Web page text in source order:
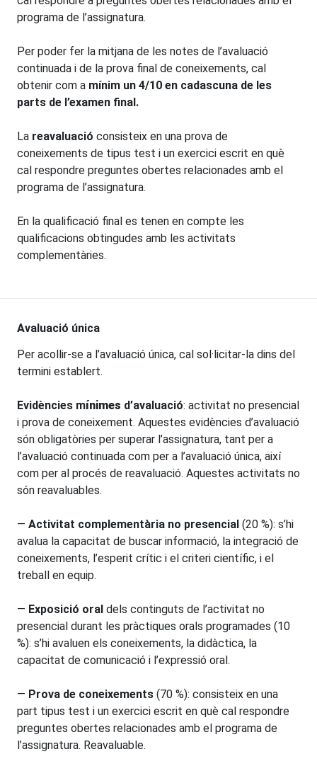
programa de l’assignatura.
Per poder fer la mitjana de les notes de l’avaluació
continuada i de la prova final de coneixements, cal
obtenir com a mínim un 4/10 en cadascuna de les
parts de l’examen final.
La reavaluació consisteix en una prova de
coneixements de tipus test i un exercici escrit en què
cal respondre preguntes obertes relacionades amb el
programa de l’assignatura.
En la qualificació final es tenen en compte les
qualificacions obtingudes amb les activitats
complementàries.
Avaluació única
Per acollir-se a l’avaluació única, cal sol·licitar-la dins del
termini establert.
Evidències mínimes d’avaluació: activitat no presencial
i prova de coneixement. Aquestes evidències d’avaluació
són obligatòries per superar l’assignatura, tant per a
l’avaluació continuada com per a l’avaluació única, així
com per al procés de reavaluació. Aquestes activitats no
són reavaluables.
— Activitat complementària no presencial (20 %): s’hi
avalua la capacitat de buscar informació, la integració de
coneixements, l’esperit crític i el criteri científic, i el
treball en equip.
— Exposició oral dels continguts de l’activitat no
presencial durant les pràctiques orals programades (10
%): s’hi avaluen els coneixements, la didàctica, la
capacitat de comunicació i l’expressió oral.
— Prova de coneixements (70 %): consisteix en una
part tipus test i un exercici escrit en què cal respondre
preguntes obertes relacionades amb el programa de
l’assignatura. Reavaluable.